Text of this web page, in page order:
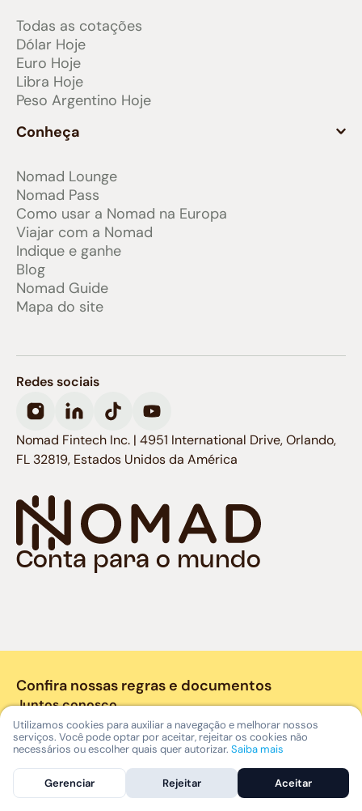
Todas as cotações
Dólar Hoje
Euro Hoje
Libra Hoje
Peso Argentino Hoje
Conheça
Nomad Lounge
Nomad Pass
Como usar a Nomad na Europa
Viajar com a Nomad
Indique e ganhe
Blog
Nomad Guide
Mapa do site
Conta para o mundo
Redes sociais
Nomad Fintech Inc. | 4951 International Drive, Orlando,
FL 32819, Estados Unidos da América
Confira nossas regras e documentos
Juntos conosco
Utilizamos cookies para auxiliar a navegação e melhorar nossos
serviços. Você pode optar por aceitar, rejeitar os cookies não
necessários ou escolher quais quer autorizar. Saiba mais
Gerenciar Rejeitar Aceitar